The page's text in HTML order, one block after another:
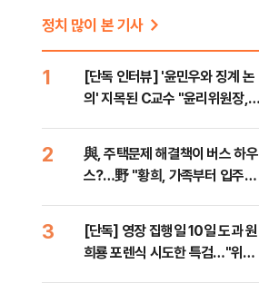
정치 많이 본 기사
1
[단독 인터뷰] '윤민우와 징계 논
의' 지목된 C교수 "윤리위원장,
2
與, 주택문제 해결책이 버스 하우
스?…野 "황희, 가족부터 입주해
3
[단독] 영장 집행일 10일 도과 원
희룡 포렌식 시도한 특검…"위법